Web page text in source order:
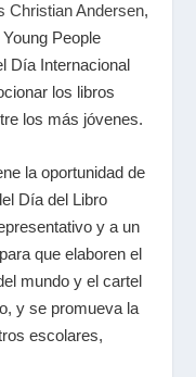
Christian Andersen,
People
Día Internacional
los libros
los más jóvenes.
la oportunidad de
Día del Libro
y a un
que elaboren el
mundo y el cartel
y se promueva la
escolares,